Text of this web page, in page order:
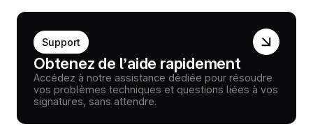
Support
Obtenez de l’aide rapidement
Accédez à notre assistance dédiée pour résoudre
vos problèmes techniques et questions liées à vos
signatures, sans attendre.